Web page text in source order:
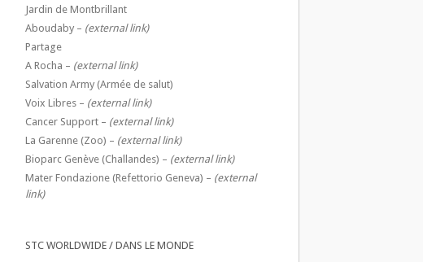
Jardin de Montbrillant
Aboudaby – (external link)
Partage
A Rocha – (external link)
Salvation Army (Armée de salut)
Voix Libres – (external link)
Cancer Support – (external link)
La Garenne (Zoo) – (external link)
Bioparc Genève (Challandes) – (external link)
Mater Fondazione (Refettorio Geneva) – (external
link)
STC WORLDWIDE / DANS LE MONDE